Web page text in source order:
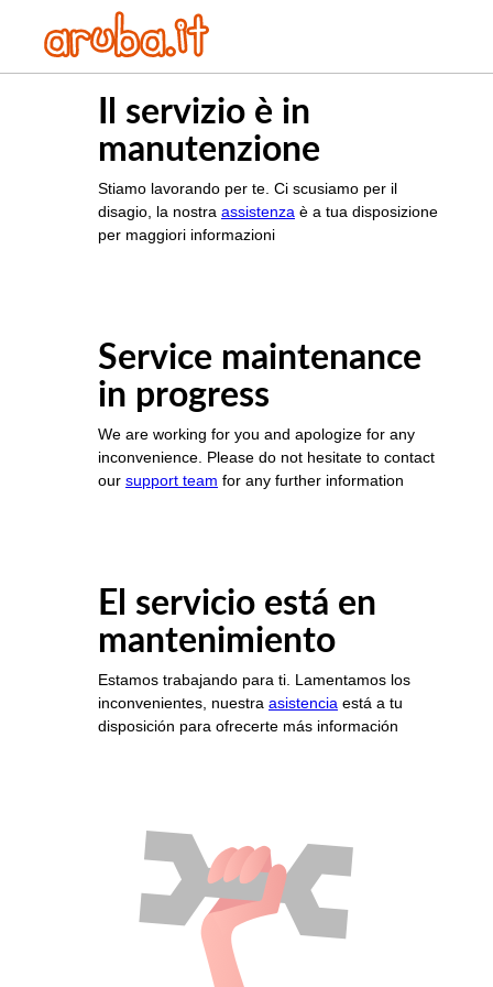
Il servizio è in
manutenzione
Stiamo lavorando per te. Ci scusiamo per il
disagio, la nostra assistenza è a tua disposizione
per maggiori informazioni
Service maintenance
in progress
We are working for you and apologize for any
inconvenience. Please do not hesitate to contact
our support team for any further information
El servicio está en
mantenimiento
Estamos trabajando para ti. Lamentamos los
inconvenientes, nuestra asistencia está a tu
disposición para ofrecerte más información